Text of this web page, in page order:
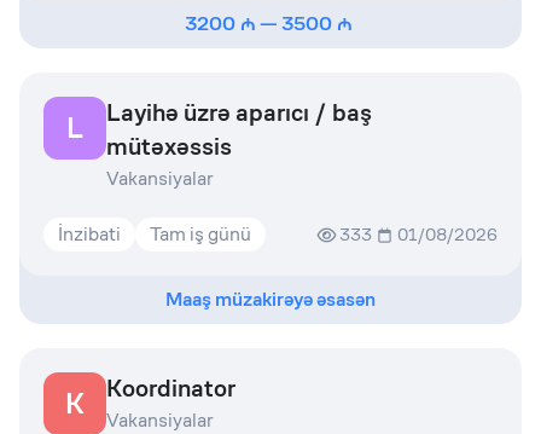
3200 —3500
L
Layihə üzrə aparıcı / baş
mütəxəssis
Vakansiyalar
İnzibati Tam iş günü 333 01/08/2026
Maaş müzakirəyə əsasən
K Koordinator
Vakansiyalar